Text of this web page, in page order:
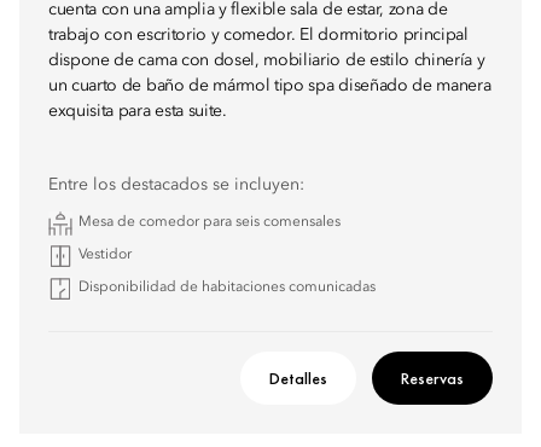
cuenta con una amplia y flexible sala de estar, zona de
trabajo con escritorio y comedor. El dormitorio principal
dispone de cama con dosel, mobiliario de estilo chinería y
un cuarto de baño de mármol tipo spa diseñado de manera
exquisita para esta suite.
Entre los destacados se incluyen:
Mesa de comedor para seis comensales
Vestidor
Disponibilidad de habitaciones comunicadas
Detalles Reservas